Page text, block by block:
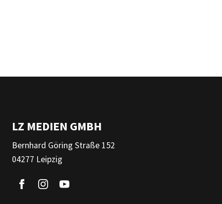
LZ MEDIEN GMBH
Bernhard Göring Straße 152
04277 Leipzig